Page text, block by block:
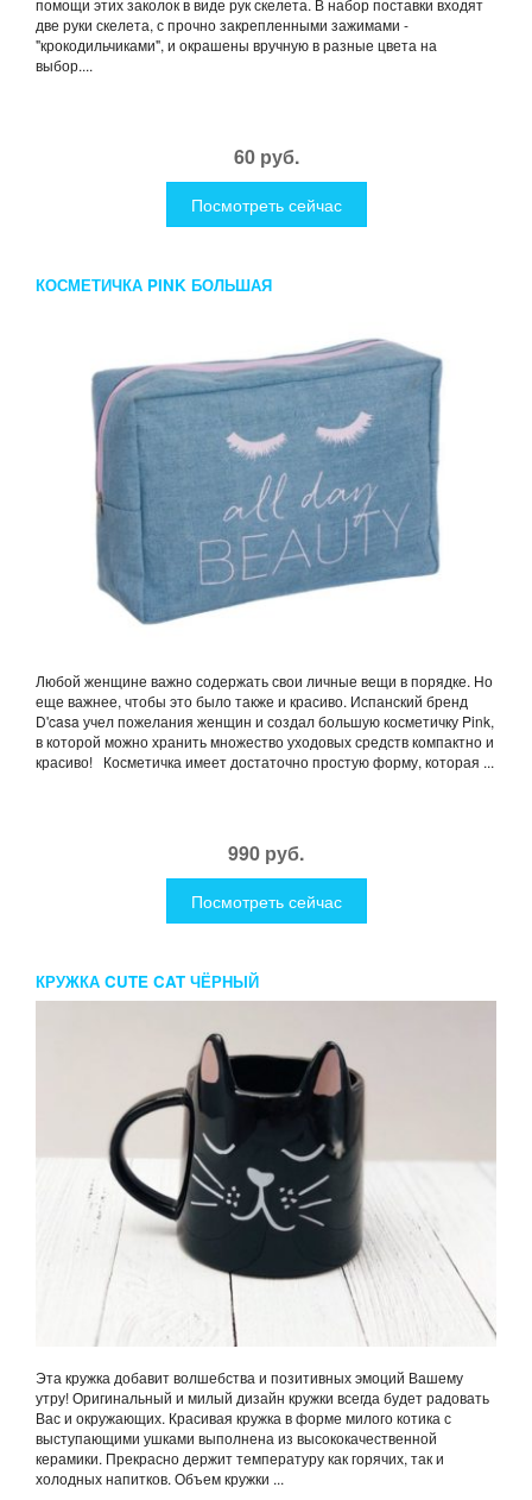
две руки скелета, с прочно закрепленными зажимами -
"крокодильчиками", и окрашены вручную в разные цвета на
выбор....
60 руб.
Посмотреть сейчас
КОСМЕТИЧКА PINK БОЛЬШАЯ
Любой женщине важно содержать свои личные вещи в порядке. Но
еще важнее, чтобы это было также и красиво. Испанский бренд
D'casa учел пожелания женщин и создал большую косметичку Pink,
в которой можно хранить множество уходовых средств компактно и
красиво! Косметичка имеет достаточно простую форму, которая ...
990 руб.
Посмотреть сейчас
КРУЖКА CUTE CAT ЧЁРНЫЙ
Эта кружка добавит волшебства и позитивных эмоций Вашему
утру! Оригинальный и милый дизайн кружки всегда будет радовать
Вас и окружающих. Красивая кружка в форме милого котика с
выступающими ушками выполнена из высококачественной
керамики. Прекрасно держит температуру как горячих, так и
холодных напитков. Объем кружки ...